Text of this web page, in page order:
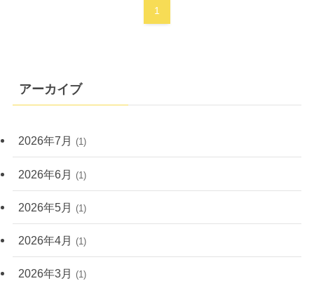
1
アーカイブ
2026年7月 (1)
2026年6月 (1)
2026年5月 (1)
2026年4月 (1)
2026年3月 (1)